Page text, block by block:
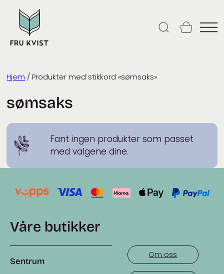
content
Hjem / Produkter med stikkord «sømsaks»
sømsaks
Fant ingen produkter som passet
med valgene dine.
Våre butikker
Sentrum
Om oss